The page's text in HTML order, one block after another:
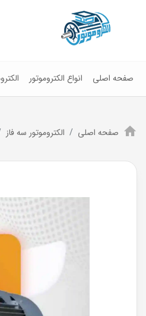
صفحه اصلی انواع الکتروموتور
صفحه اصلی الکتروموتور سه فاز